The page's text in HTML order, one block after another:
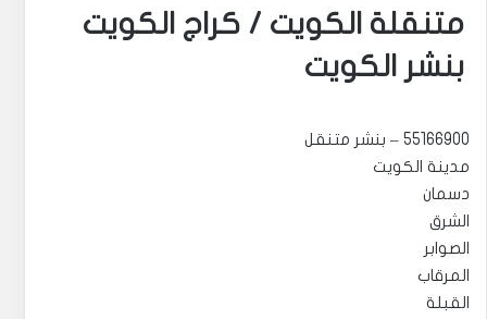
متنقلة الكويت / كراج الكويت
بنشر الكويت
55166900 – بنشر متنقل
مدينة الكويت
دسمان
الشرق
الصوابر
المرقاب
القبلة